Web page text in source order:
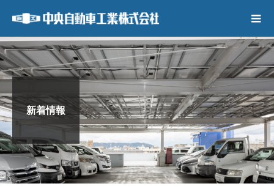
新着情報